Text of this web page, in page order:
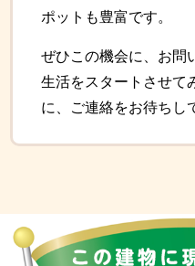
ポットも豊富です。
ぜひこの機会に、お問
生活をスタートさせて
に、ご連絡をお待ちし